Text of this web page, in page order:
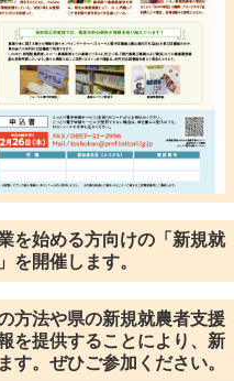
を始める方向けの「 新規就
」 を開催します。
方法や県の新規就農者支援
を提供することにより、新
す。ぜひご参加ください。